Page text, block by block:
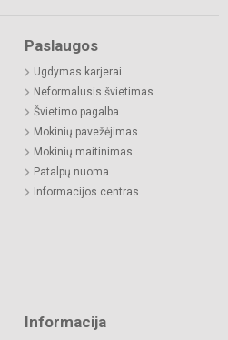
Paslaugos
Ugdymas karjerai
Neformalusis švietimas
Švietimo pagalba
Mokinių pavežėjimas
Mokinių maitinimas
Patalpų nuoma
Informacijos centras
Informacija